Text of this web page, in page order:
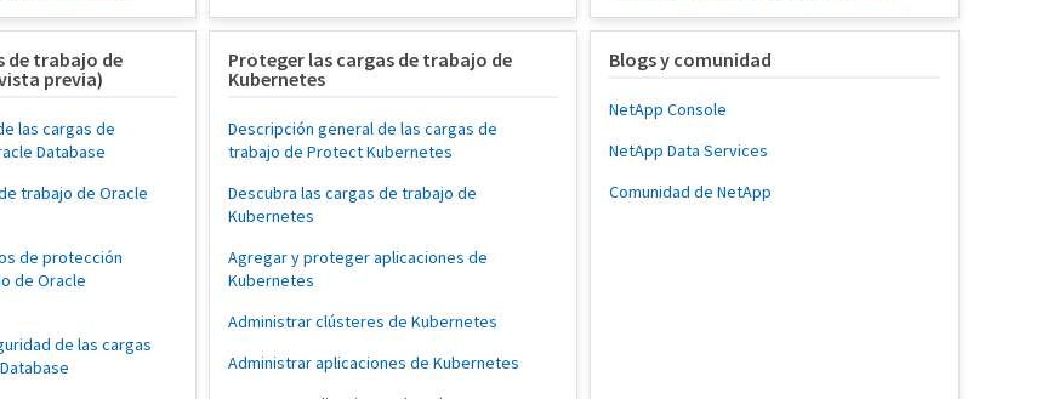
de trabajo de
previa)
las cargas de
Database
trabajo de Oracle
de protección
de Oracle
de las cargas
Proteger las cargas de trabajo de
Kubernetes
Descripción general de las cargas de
trabajo de Protect Kubernetes
Descubra las cargas de trabajo de
Kubernetes
Agregar y proteger aplicaciones de
Kubernetes
Administrar clústeres de Kubernetes
Administrar aplicaciones de Kubernetes
Blogs y comunidad
NetApp Console
NetApp Data Services
Comunidad de NetApp